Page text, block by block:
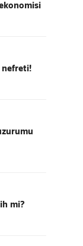
nefreti!
mi?